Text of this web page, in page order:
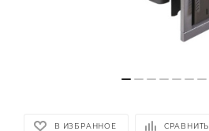
В ИЗБРАННОЕ СРАВНИТЬ